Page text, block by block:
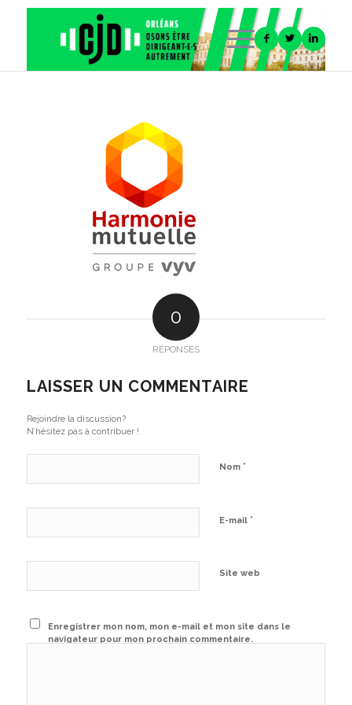
0
RÉPONSES
LAISSER UN COMMENTAIRE
Rejoindre la discussion?
N’hésitez pas à contribuer !
Nom *
E-mail *
Site web
Enregistrer mon nom, mon e-mail et mon site dans le
navigateur pour mon prochain commentaire.